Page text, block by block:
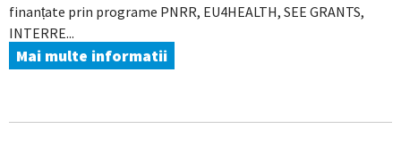
finanțate prin programe PNRR, EU4HEALTH, SEE GRANTS,
INTERRE...
Mai multe informatii